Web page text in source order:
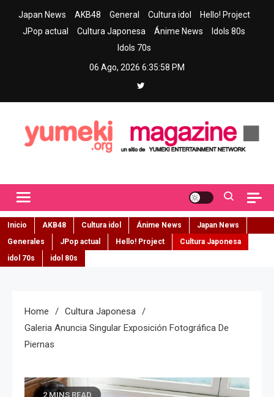
Japan News AKB48 General Cultura idol
Hello! Project
JPop actual
Cultura Japonesa Ánime News
Idols 80s
Idols 70s
06 Ago, 2026 6:36:00 PM
Inicio AKB48 Cultura idol Ánime News
Japan News
Generales
JPop actual Hello! Project
Cultura Japonesa
idol 70s
idol 80s
Home
Cultura Japonesa
Galeria Anuncia Singular Exposición Fotográfica De
Piernas
2 MINS READ